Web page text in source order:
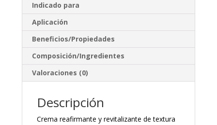
Indicado para
Aplicación
Beneficios/Propiedades
Composición/Ingredientes
Valoraciones (0)
Descripción
Crema reafirmante y revitalizante de textura